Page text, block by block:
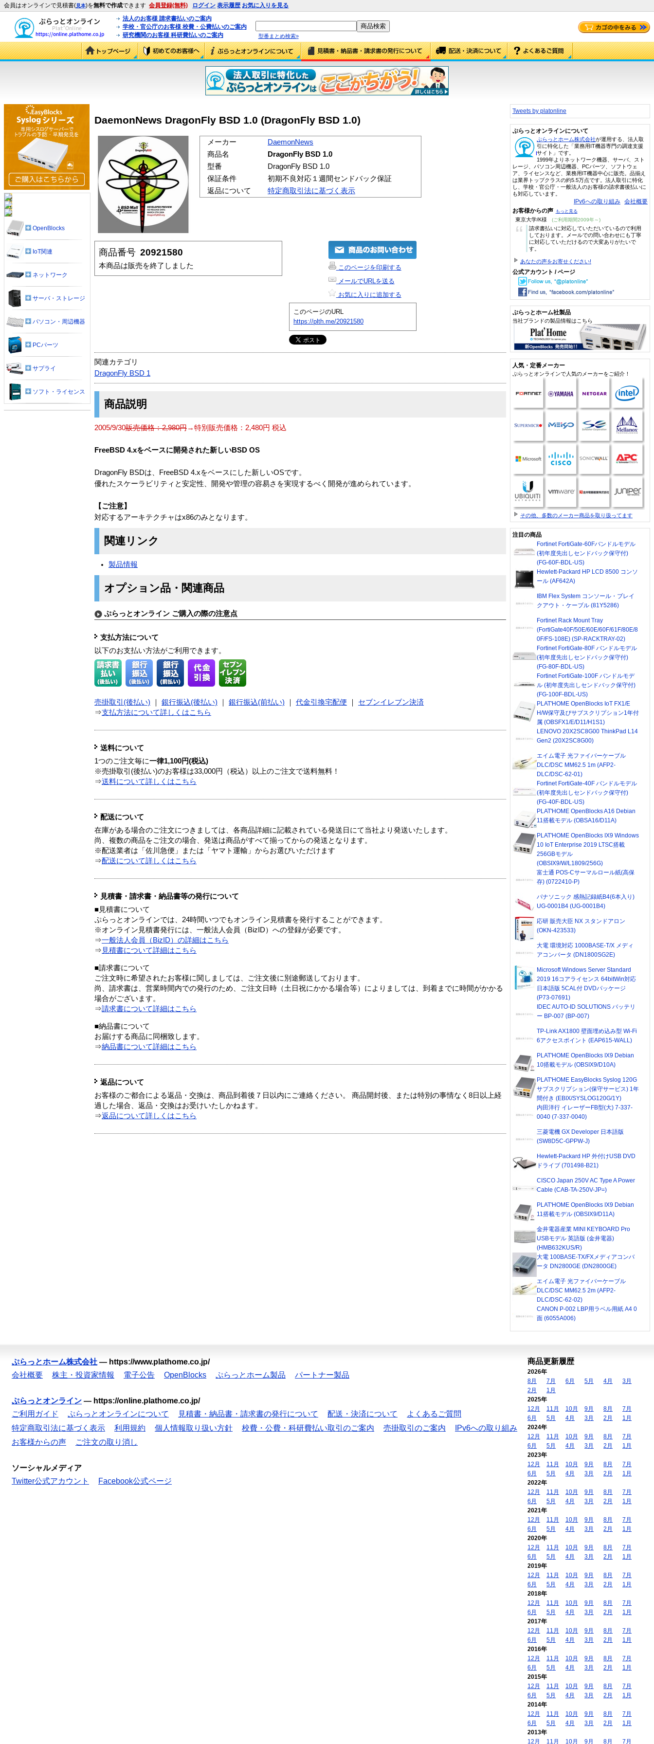
会員はオンラインで見積書(見本)を無料で作成できます 会員登録(無料) ログイン 表示履歴 お気に入りを見る
法人のお客様 請求書払いのご案内
学校・官公庁のお客様 校費・公費払いのご案内
研究機関のお客様 科研費払いのご案内
型番まとめ検索»
DaemonNews DragonFly BSD 1.0 (DragonFly BSD 1.0)
メーカー
DaemonNews
商品名
DragonFly BSD 1.0
型番
DragonFly BSD 1.0
保証条件
初期不良対応１週間センドバック保証
返品について
特定商取引法に基づく表示
商品番号 20921580
本商品は販売を終了しました
このページを印刷する
メールでURLを送る
お気に入りに追加する
このページのURL
https://plth.me/20921580
関連カテゴリ
DragonFly BSD 1
商品説明
2005/9/30販売価格：2,980円→特別販売価格：2,480円 税込
FreeBSD 4.xをベースに開発された新しいBSD OS
DragonFly BSDは、FreeBSD 4.xをベースにした新しいOSです。
優れたスケーラビリティと安定性、開発や管理の容易さを実現するべく開発が進められています。
【ご注意】
対応するアーキテクチャはx86のみとなります。
関連リンク
製品情報
オプション品・関連商品
ぷらっとオンライン ご購入の際の注意点
支払方法について
以下のお支払い方法がご利用できます。
売掛取引(後払い) 銀行振込(後払い) 銀行振込(前払い) 代金引換宅配便
セブンイレブン決済
⇒支払方法について詳しくはこちら
送料について
1つのご注文毎に一律1,100円(税込)
※売掛取引(後払い)のお客様は33,000円（税込）以上のご注文で送料無料！
⇒送料について詳しくはこちら
配送について
在庫がある場合のご注文につきましては、各商品詳細に記載されている発送日にて当社より発送いたします。
尚、複数の商品をご注文の場合、発送は商品がすべて揃ってからの発送となります。
※配送業者は「佐川急便」または「ヤマト運輸」からお選びいただけます
⇒配送について詳しくはこちら
見積書・請求書・納品書等の発行について
■見積書について
ぷらっとオンラインでは、24時間いつでもオンライン見積書を発行することができます。
※オンライン見積書発行には、一般法人会員（BizID）への登録が必要です。
⇒一般法人会員（BizID）の詳細はこちら
⇒ 見積書について詳細はこちら
■請求書について
ご注文時に希望されたお客様に関しましては、ご注文後に別途郵送しております。
尚、請求書は、営業時間内での発行のため、ご注文日時（土日祝にかかる場合等）によりましては、到着までに時間がかかる
場合がございます。
⇒請求書について詳細はこちら
■納品書について
お届けする商品に同梱致します。
⇒納品書について詳細はこちら
返品について
お客様のご都合による返品・交換は、商品到着後７日以内にご連絡ください。 商品開封後、または特別の事情なく8日以上経
過した場合、返品・交換はお受けいたしかねます。
⇒返品について詳しくはこちら
OpenBlocks
IoT関連
ネットワーク
サーバ・ストレージ
パソコン・周辺機器
PCパーツ
サプライ
ソフト・ライセンス
Tweets by platonline
ぷらっとオンラインについて
ぷらっとホーム株式会社が運用する、法人取
引に特化した「業務用IT機器専門の調達支援
サイト」です。
1999年よりネットワーク機器、サーバ、スト
レージ、パソコン周辺機器、PCパーツ、ソフトウェ
ア、ライセンスなど、業務用IT機器中心に販売。品揃え
は業界トップクラスの約5.5万点です。法人取引に特化
し、学校・官公庁・一般法人のお客様の請求書後払いに
も対応しています。
IPv6への取り組み 会社概要
お客様からの声 もっと見る
東京大学/K様 (ご利用期間2009年～)
“
請求書払いに対応していただいているので利用
しております。メールでの問い合わせにも丁寧
に対応していただけるので大変ありがたいで
す。
あなたの声をお寄せください!
公式アカウント / ページ
ぷらっとホーム社製品
当社ブランドの製品情報はこちら
人気・定番メーカー
ぷらっとオンラインで人気のメーカーをご紹介！
その他、多数のメーカー商品を取り扱ってます
注目の商品
Fortinet FortiGate-60Fバンドルモデル
(初年度先出しセンドバック保守付)
(FG-60F-BDL-US)
Hewlett-Packard HP LCD 8500 コンソ
ール (AF642A)
IBM Flex System コンソール・ブレイ
クアウト・ケーブル (81Y5286)
Fortinet Rack Mount Tray
(FortiGate40F/50E/60E/60F/61F/80E/8
0F/FS-108E) (SP-RACKTRAY-02)
Fortinet FortiGate-80F バンドルモデル
(初年度先出しセンドバック保守付)
(FG-80F-BDL-US)
Fortinet FortiGate-100F バンドルモデ
ル (初年度先出しセンドバック保守付)
(FG-100F-BDL-US)
PLAT'HOME OpenBlocks IoT FX1/E
H/W保守及びサブスクリプション1年付
属 (OBSFX1/E/D11/H1S1)
LENOVO 20X2SC8G00 ThinkPad L14
Gen2 (20X2SC8G00)
エイム電子 光ファイバーケーブル
DLC/DSC MM62.5 1m (AFP2-
DLC/DSC-62-01)
Fortinet FortiGate-40F バンドルモデル
(初年度先出しセンドバック保守付)
(FG-40F-BDL-US)
PLAT'HOME OpenBlocks A16 Debian
11搭載モデル (OBSA16/D11A)
PLAT'HOME OpenBlocks IX9 Windows
10 IoT Enterprise 2019 LTSC搭載
256GBモデル
(OBSIX9/W/L1809/256G)
富士通 POS-Cサーマルロール紙(高保
存) (0722410-P)
パナソニック 感熱記録紙B4(6本入り)
UG-0001B4 (UG-0001B4)
応研 販売大臣 NX スタンドアロン
(OKN-423533)
大電 環境対応 1000BASE-T/X メディ
アコンバータ (DN1800SG2E)
Microsoft Windows Server Standard
2019 16コアライセンス 64bitWin対応
日本語版 5CAL付 DVDパッケージ
(P73-07691)
IDEC AUTO-ID SOLUTIONS バッテリ
ー BP-007 (BP-007)
TP-Link AX1800 壁面埋め込み型 Wi-Fi
6アクセスポイント (EAP615-WALL)
PLAT'HOME OpenBlocks IX9 Debian
10搭載モデル (OBSIX9/D10A)
PLAT'HOME EasyBlocks Syslog 120G
サブスクリプション(保守サービス) 1年
間付き (EBIX/SYSLOG120G/1Y)
内田洋行 イレーザーFB型(大) 7-337-
0040 (7-337-0040)
三菱電機 GX Developer 日本語版
(SW8D5C-GPPW-J)
Hewlett-Packard HP 外付けUSB DVD
ドライブ (701498-B21)
CISCO Japan 250V AC Type A Power
Cable (CAB-TA-250V-JP=)
PLAT'HOME OpenBlocks IX9 Debian
11搭載モデル (OBSIX9/D11A)
金井電器産業 MINI KEYBOARD Pro
USBモデル 英語版 (金井電器)
(HMB632KUS/R)
大電 100BASE-TX/FXメディアコンバ
ータ DN2800GE (DN2800GE)
エイム電子 光ファイバーケーブル
DLC/DSC MM62.5 2m (AFP2-
DLC/DSC-62-02)
CANON P-002 LBP用ラベル用紙 A4 0
面 (6055A006)
ぷらっとホーム株式会社 — https://www.plathome.co.jp/
会社概要
株主・投資家情報 電子公告 OpenBlocks ぷらっとホーム製品 パートナー製品
ぷらっとオンライン — https://online.plathome.co.jp/
ご利用ガイド
ぷらっとオンラインについて 見積書・納品書・請求書の発行について 配送・決済について
よくあるご質問
特定商取引法に基づく表示
利用規約 個人情報取り扱い方針 校費・公費・科研費払い取引のご案内 売掛取引のご案内
IPv6への取り組み
お客様からの声
ご注文の取り消し
ソーシャルメディア
Twitter公式アカウント
Facebook公式ページ
商品更新履歴
2026年
8月
7月 6月 5月 4月
3月
2月
1月
2025年
12月
11月 10月 9月 8月
7月
6月
5月 4月 3月 2月
1月
2024年
12月
11月 10月 9月 8月
7月
6月
5月 4月 3月 2月
1月
2023年
12月
11月 10月 9月 8月
7月
6月
5月 4月 3月 2月
1月
2022年
12月
11月 10月 9月 8月
7月
6月
5月 4月 3月 2月
1月
2021年
12月
11月 10月 9月 8月
7月
6月
5月 4月 3月 2月
1月
2020年
12月
11月 10月 9月 8月
7月
6月
5月 4月 3月 2月
1月
2019年
12月
11月 10月 9月 8月
7月
6月
5月 4月 3月 2月
1月
2018年
12月
11月 10月 9月 8月
7月
6月
5月 4月 3月 2月
1月
2017年
12月
11月 10月 9月 8月
7月
6月
5月 4月 3月 2月
1月
2016年
12月
11月 10月 9月 8月
7月
6月
5月 4月 3月 2月
1月
2015年
12月
11月 10月 9月 8月
7月
6月
5月 4月 3月 2月
1月
2014年
12月
11月 10月 9月 8月
7月
6月
5月 4月 3月 2月
1月
2013年
12月
11月 10月 9月 8月 7月